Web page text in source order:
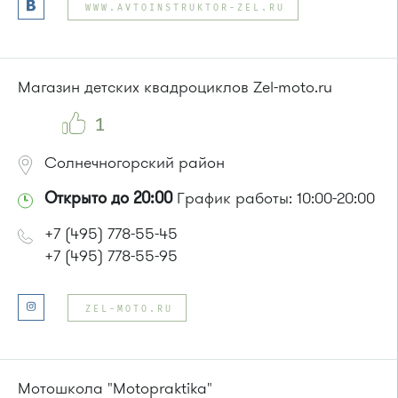
WWW.AVTOINSTRUKTOR-ZEL.RU
Магазин детских квадроциклов Zel-moto.ru
1
Солнечногорский район
Открыто до 20:00График работы: 10:00-20:00
+7 (495) 778-55-45
+7 (495) 778-55-95
ZEL-MOTO.RU
Мотошкола "Motopraktika"